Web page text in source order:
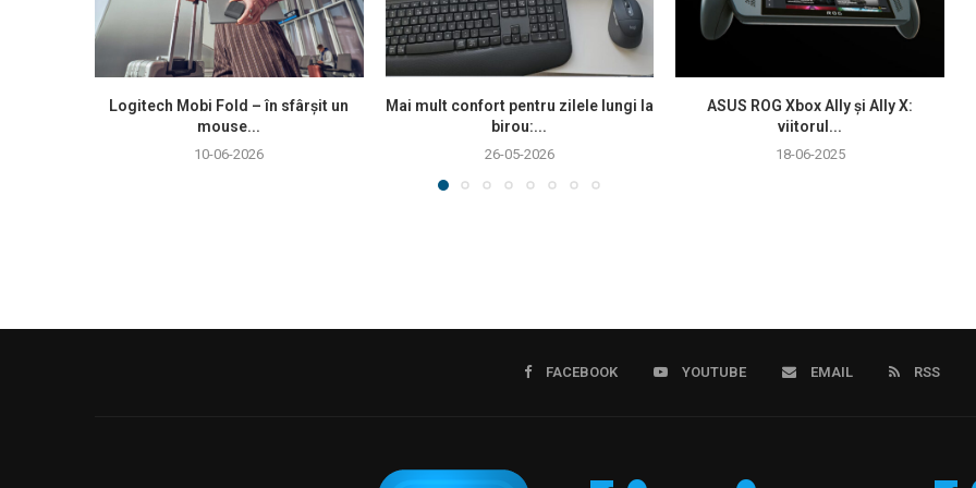
Logitech Mobi Fold – în sfârșit un
mouse...
10-06-2026
Mai mult confort pentru zilele lungi la
birou:...
26-05-2026
ASUS ROG Xbox Ally și Ally X:
viitorul...
18-06-2025
FACEBOOK YOUTUBE EMAIL RSS